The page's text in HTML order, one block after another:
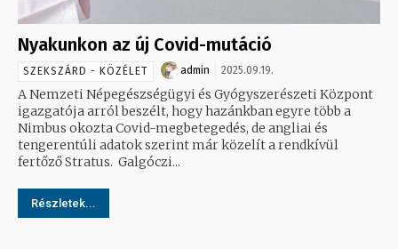
Nyakunkon az új Covid-mutáció
SZEKSZÁRD - KÖZÉLET admin 2025.09.19.
A Nemzeti Népegészségügyi és Gyógyszerészeti Központ
igazgatója arról beszélt, hogy hazánkban egyre több a
Nimbus okozta Covid-megbetegedés, de angliai és
tengerentúli adatok szerint már közelít a rendkívül
fertőző Stratus. Galgóczi...
Részletek...